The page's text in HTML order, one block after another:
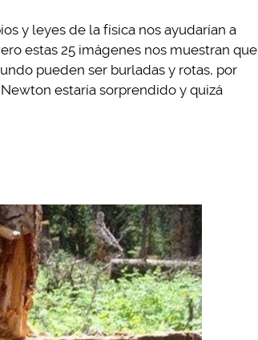
y leyes de la física nos ayudarían a
estas 25 imágenes nos muestran que
pueden ser burladas y rotas, por
estaría sorprendido y quizá